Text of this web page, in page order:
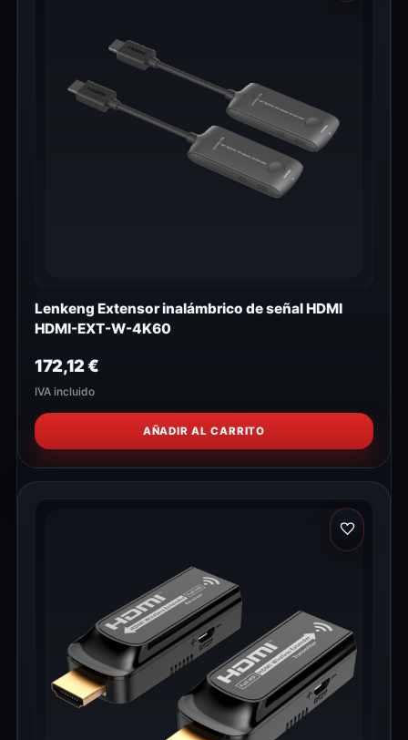
Lenkeng Extensor inalámbrico de señal HDMI
HDMI-EXT-W-4K60
172,12€
IVA incluido
AÑADIR AL CARRITO